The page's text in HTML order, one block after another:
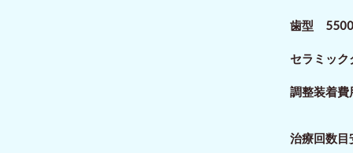
歯型 5500
セラミッ
調整装
治療回数